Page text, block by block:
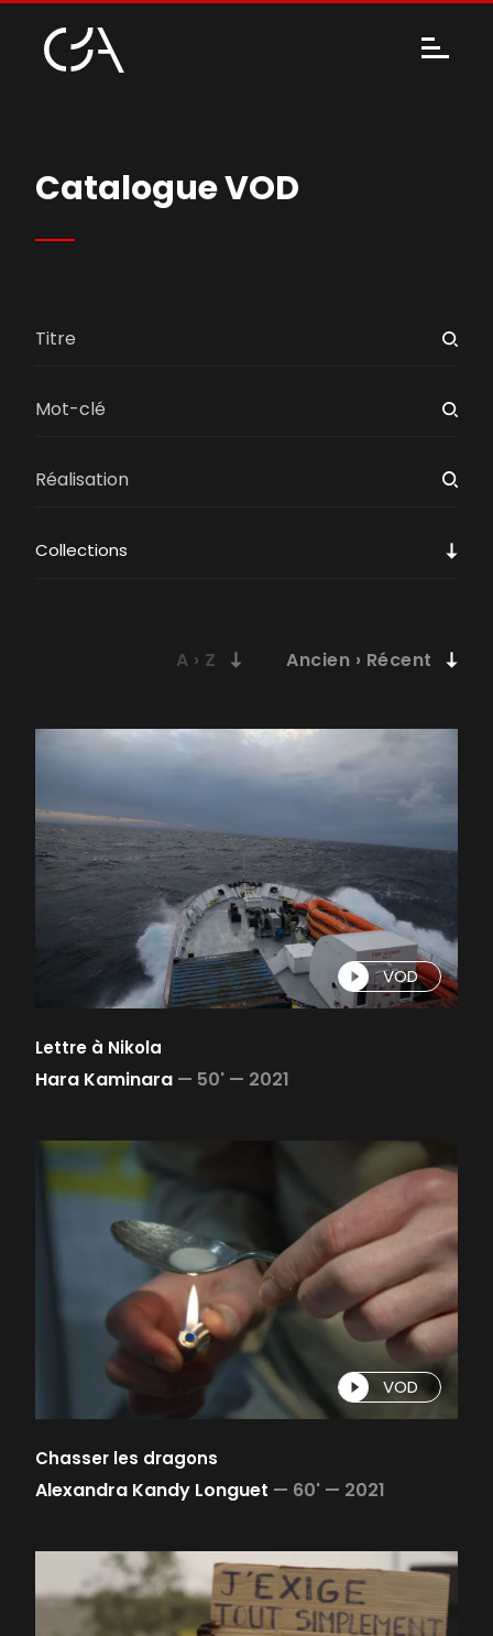
Catalogue VOD
Collections
VOD
Lettre à Nikola
Hara Kaminara — 50' — 2021
VOD
Chasser les dragons
Alexandra Kandy Longuet — 60' — 2021